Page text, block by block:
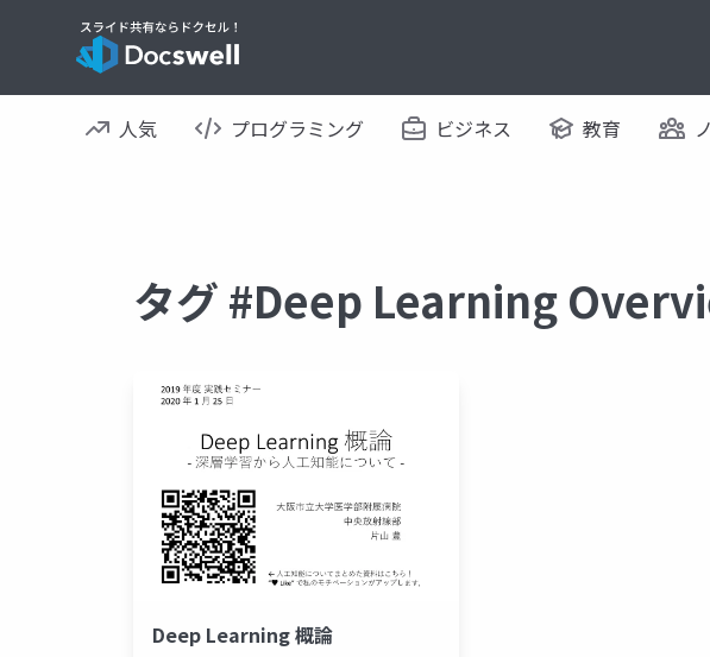
人気 プログラミング ビジネス 教育
タグ #Deep Learning
Deep Learning 概論